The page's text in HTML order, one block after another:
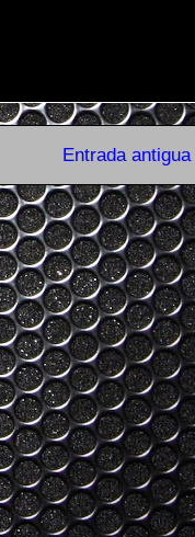
Entrada antigua